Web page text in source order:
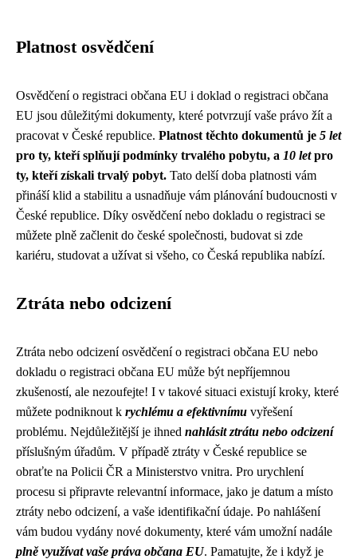
Platnost osvědčení
Osvědčení o registraci občana EU i doklad o registraci občana
EU jsou důležitými dokumenty, které potvrzují vaše právo žít a
pracovat v České republice. Platnost těchto dokumentů je 5 let
pro ty, kteří splňují podmínky trvalého pobytu, a 10 letpro
ty, kteří získali trvalý pobyt. Tato delší doba platnosti vám
přináší klid a stabilitu a usnadňuje vám plánování budoucnosti v
České republice. Díky osvědčení nebo dokladu o registraci se
můžete plně začlenit do české společnosti, budovat si zde
kariéru, studovat a užívat si všeho, co Česká republika nabízí.
Ztráta nebo odcizení
Ztráta nebo odcizení osvědčení o registraci občana EU nebo
dokladu o registraci občana EU může být nepříjemnou
zkušeností, ale nezoufejte! I v takové situaci existují kroky, které
můžete podniknout k rychlému a efektivnímu vyřešení
problému. Nejdůležitější je ihned nahlásit ztrátu nebo odcizení
příslušným úřadům. V případě ztráty v České republice se
obraťte na Policii ČR a Ministerstvo vnitra. Pro urychlení
procesu si připravte relevantní informace, jako je datum a místo
ztráty nebo odcizení, a vaše identifikační údaje. Po nahlášení
vám budou vydány nové dokumenty, které vám umožní nadále
plně využívat vaše práva občana EU. Pamatujte, že i když je